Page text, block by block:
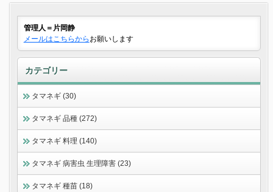
管理人＝片岡静
メールはこちらから お願いします
カテゴリー
タマネギ (30)
タマネギ 品種 (272)
タマネギ 料理 (140)
タマネギ 病害虫 生理障害 (23)
タマネギ 種苗 (18)